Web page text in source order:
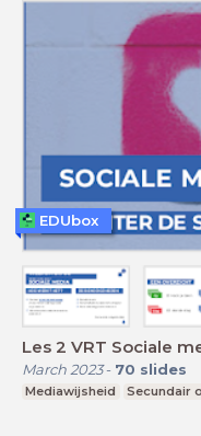
Les 2 VRT Sociale
March 2023- 70 slides
Mediawijsheid Secundair
EDUbox